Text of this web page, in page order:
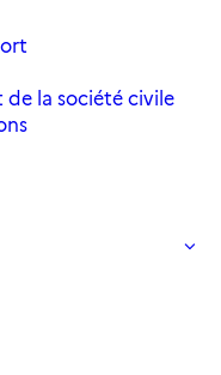
de la société civile
« EIG -